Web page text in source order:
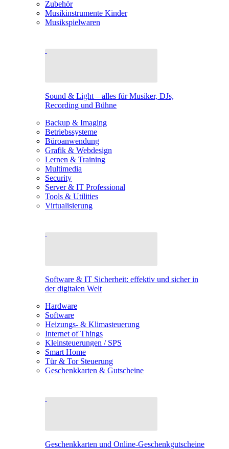
Zubehör
Musikinstrumente Kinder
Musikspielwaren
Sound & Light – alles für Musiker, DJs,
Recording und Bühne
Backup & Imaging
Betriebssysteme
Büroanwendung
Grafik & Webdesign
Lernen & Training
Multimedia
Security
Server & IT Professional
Tools & Utilities
Virtualisierung
Software & IT Sicherheit: effektiv und sicher in
der digitalen Welt
Hardware
Software
Heizungs- & Klimasteuerung
Internet of Things
Kleinsteuerungen / SPS
Smart Home
Tür & Tor Steuerung
Geschenkkarten & Gutscheine
Geschenkkarten und Online-Geschenkgutscheine